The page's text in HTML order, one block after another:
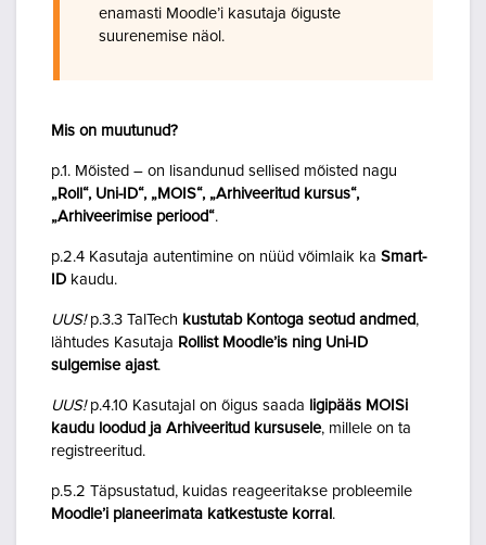
enamasti Moodle’i kasutaja õiguste
suurenemise näol.
Mis on muutunud?
p.1. Mõisted – on lisandunud sellised mõisted nagu
„Roll“, Uni-ID“, „MOIS“, „Arhiveeritud kursus“,
„Arhiveerimise periood“.
p.2.4 Kasutaja autentimine on nüüd võimlaik ka Smart-
ID kaudu.
UUS!p.3.3 TalTech kustutab Kontoga seotud andmed,
lähtudes Kasutaja Rollist Moodle’is ning Uni-ID
sulgemise ajast.
UUS!p.4.10 Kasutajal on õigus saada ligipääs MOISi
kaudu loodud ja Arhiveeritud kursusele, millele on ta
registreeritud.
p.5.2 Täpsustatud, kuidas reageeritakse probleemile
Moodle’i planeerimata katkestuste korral .